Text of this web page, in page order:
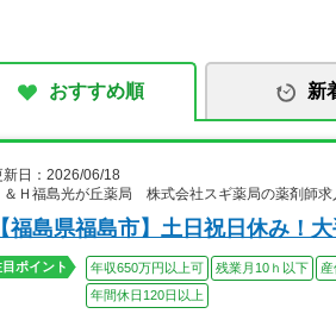
おすすめ順 新
新日：2026/06/18
＆Ｈ福島光が丘薬局 株式会社スギ薬局の薬剤師求
【福島県福島市】土日祝日休み！
目ポイント 年収650万円以上可 残業月10ｈ以下
年間休日120日以上